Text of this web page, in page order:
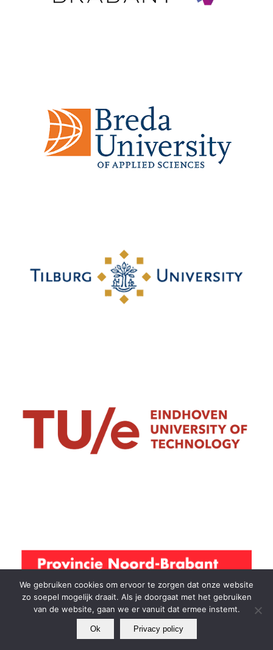
We gebruiken cookies om ervoor te zorgen dat onze website
zo soepel mogelijk draait. Als je doorgaat met het gebruiken
van de website, gaan we er vanuit dat ermee instemt.
Ok Privacy policy